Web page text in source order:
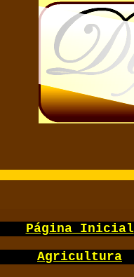
Página Inicial
Agricultura